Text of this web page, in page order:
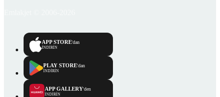
APP STORE'dan
İNDİRİN
PLAY STORE'dan
İNDİRİN
APP GALLERY'den
İNDİRİN